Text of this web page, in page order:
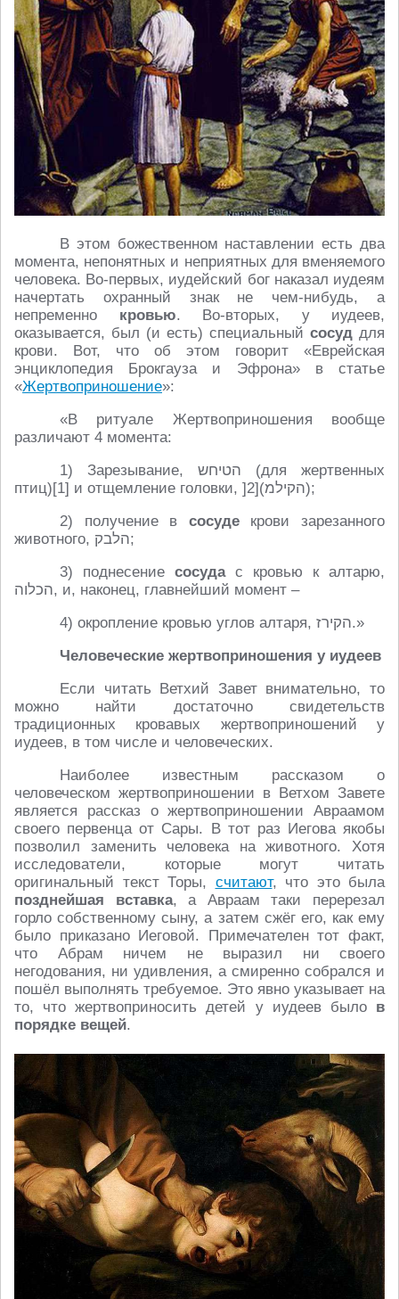
В этом божественном наставлении есть два
момента, непонятных и неприятных для вменяемого
человека. Во-первых, иудейский бог наказал иудеям
начертать охранный знак не чем-нибудь, а
непременно кровью. Во-вторых, у иудеев,
оказывается, был (и есть) специальный сосуд для
крови. Вот, что об этом говорит «Еврейская
энциклопедия Брокгауза и Эфрона» в статье
«Жертвоприношение»:
«В ритуале Жертвоприношения вообще
различают 4 момента:
1) Зарезывание, הטיחש (для жертвенных
птиц)[1] и отщемление головки, ]הקילמ)[2);
2) получение в сосудекрови зарезанного
животного, הלבק;
3) поднесение сосудас кровью к алтарю,
הכלוה, и, наконец, главнейший момент –
4) окропление кровью углов алтаря, הקירז.»
Человеческие жертвоприношения у иудеев
Если читать Ветхий Завет внимательно, то
можно найти достаточно свидетельств
традиционных кровавых жертвоприношений у
иудеев, в том числе и человеческих.
Наиболее известным рассказом о
человеческом жертвоприношении в Ветхом Завете
является рассказ о жертвоприношении Авраамом
своего первенца от Сары. В тот раз Иегова якобы
позволил заменить человека на животного. Хотя
исследователи, которые могут читать
оригинальный текст Торы, считают, что это была
позднейшая вставка, а Авраам таки перерезал
горло собственному сыну, а затем сжёг его, как ему
было приказано Иеговой. Примечателен тот факт,
что Абрам ничем не выразил ни своего
негодования, ни удивления, а смиренно собрался и
пошёл выполнять требуемое. Это явно указывает на
то, что жертвоприносить детей у иудеев было в
порядке вещей.